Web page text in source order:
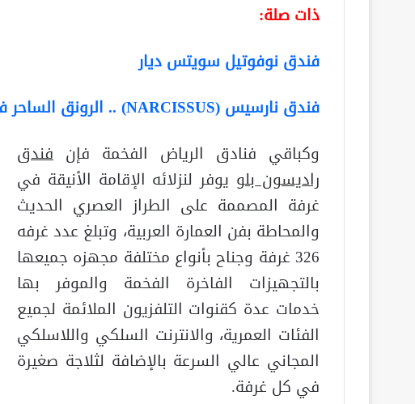
ذات صلة:
فندق نوفوتيل سويتس ديار
فندق نارسيس (NARCISSUS) .. الرونق الساحر في فنادق الرياض خمس نجوم
وكباقي فنادق الرياض الفخمة فإن فندق
راديسون بلو يوفر لنزلائه الإقامة الأنيقة في
غرفة المصممة على الطراز العصري الحديث
والمحاطة بفن العمارة العربية، وتبلغ عدد غرفه
326 غرفة وجناح بأنواع مختلفة مجهزه جميعها
بالتجهيزات الفاخرة الفخمة والموفر بها
خدمات عدة كقنوات التلفزيون الملائمة لجميع
الفئات العمرية، والانترنت السلكي واللاسلكي
المجاني عالي السرعة بالإضافة لثلاجة صغيرة
في كل غرفة.